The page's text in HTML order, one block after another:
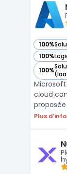
réduire
100%
— voir
100%
— voir
100%
— voir
cloud
Plus